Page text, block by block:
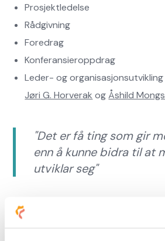
Prosjektledelse
Rådgivning
Foredrag
Konferansieroppdrag
Leder- og
Jøri G. Horverak ogÅshild
"Det er få ting som gir
enn å kunne bidra til at
utviklar seg"